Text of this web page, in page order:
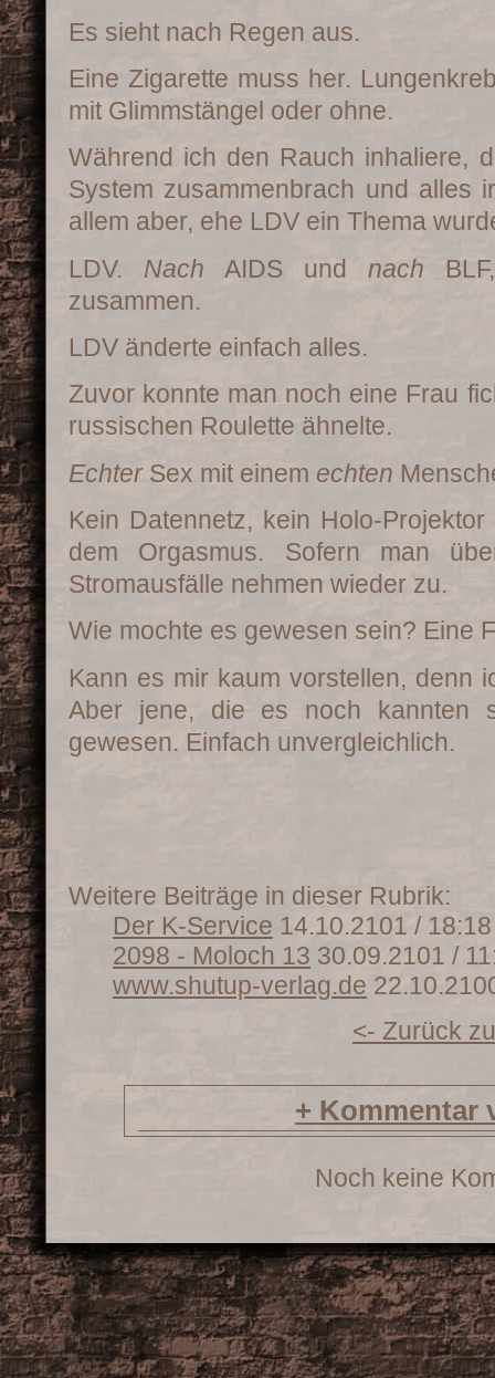
Es sieht nach Regen aus.
Eine Zigarette muss her.
mit Glimmstängel oder ohne.
Während ich den Rauch inhaliere,
System zusammenbrach und alles
allem aber, ehe LDV ein Thema
LDV. Nach AIDS und nach
zusammen.
LDV änderte einfach alles.
Zuvor konnte man noch eine Frau
russischen Roulette ähnelte.
EchterSex mit einem echten
Kein Datennetz, kein Holo-
dem Orgasmus. Sofern man
Stromausfälle nehmen wieder zu.
Wie mochte es gewesen sein? Eine
Kann es mir kaum vorstellen, denn
Aber jene, die es noch kannten
gewesen. Einfach unvergleichlich.
Weitere Beiträge in dieser Rubrik:
Der K-Service 14.10.2101 / 18:18
2098 - Moloch 13 30.09.2101 /
www.shutup-verlag.de
<- Zurück
+ Kommentar
Noch keine